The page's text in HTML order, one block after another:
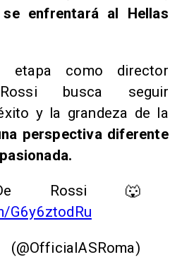
enfrentará al Hellas
etapa como director
busca seguir
y la grandeza de la
perspectiva diferente
Rossi 🐺
G6y6ztodRu